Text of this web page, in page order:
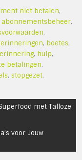
niet betalen,
abonnementsbeheer,
,
, boetes,
, hulp,
betalingen,
,stopgezet,
met Talloze
voor Jouw